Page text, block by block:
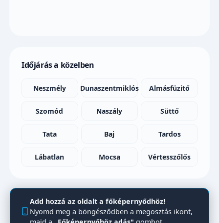
Időjárás a közelben
Neszmély Dunaszentmiklós Almásfüzitő
Szomód Naszály Süttő
Tata Baj Tardos
Lábatlan Mocsa Vértesszőlős
Add hozzá az oldalt a főképernyődhöz!
Nyomd meg a böngésződben a megosztás ikont,